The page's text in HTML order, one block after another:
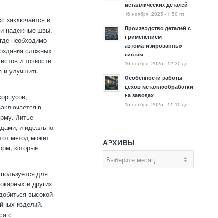
заключается в
и надежные швы.
необходимо
сложных
и точности
и улучшить
в
Литье
и идеально
метод может
которые
для
и других
высокой
изделий.
с
металлических деталей
16 ноября, 2025 - 1:50 пп
Производство деталей с
применением
автоматизированных
систем
16 ноября, 2025 - 12:30 дп
Особенности работы
цехов металлообработки
на заводах
15 ноября, 2025 - 11:10 дп
АРХИВЫ